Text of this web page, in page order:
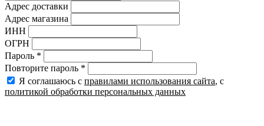
Адрес доставки
Адрес магазина
ИНН
ОГРН
Пароль *
Повторите пароль *
Я соглашаюсь с правилами использования сайта, с
политикой обработки персональных данных